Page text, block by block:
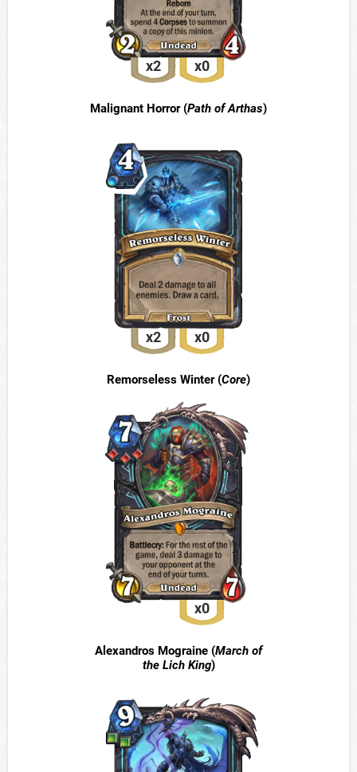
Malignant Horror (Path of Arthas)
x2 x0
Remorseless Winter (Core)
x2 x0
Alexandros Mograine (March of
the Lich King)
x0